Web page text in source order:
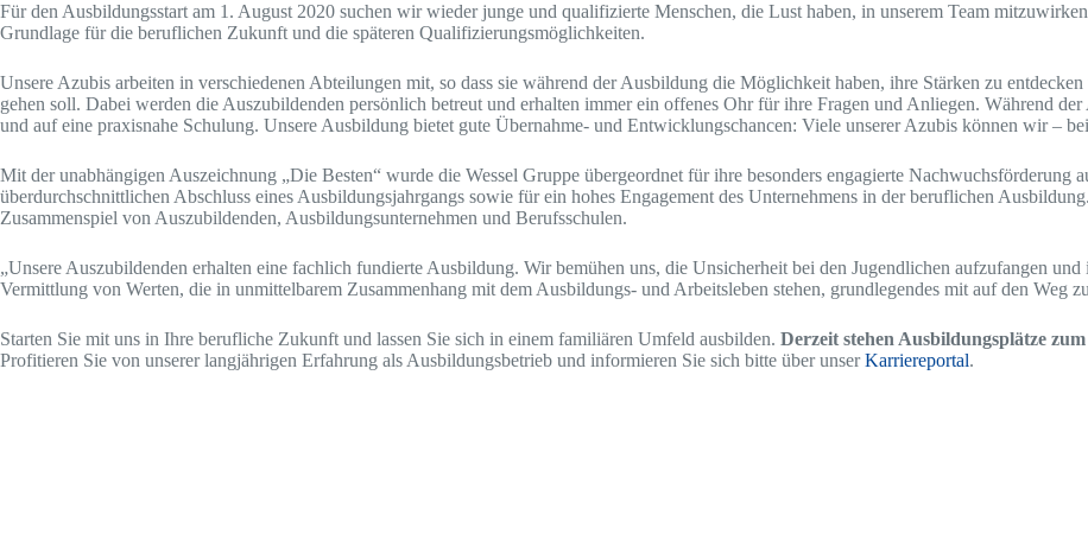
Für den Ausbildungsstart am 1. August 2020 suchen wir wieder junge und qualifizierte Menschen, die Lust haben, in unserem Team
Grundlage für die beruflichen Zukunft und die späteren Qualifizierungsmöglichkeiten.
Unsere Azubis arbeiten in verschiedenen Abteilungen mit, so dass sie während der Ausbildung die Möglichkeit haben, ihre Stärken zu
gehen soll. Dabei werden die Auszubildenden persönlich betreut und erhalten immer ein offenes Ohr für ihre Fragen und Anliegen. Während
und auf eine praxisnahe Schulung. Unsere Ausbildung bietet gute Übernahme- und Entwicklungschancen: Viele unserer Azubis können wir –
Mit der unabhängigen Auszeichnung „Die Besten“ wurde die Wessel Gruppe übergeordnet für ihre besonders engagierte
überdurchschnittlichen Abschluss eines Ausbildungsjahrgangs sowie für ein hohes Engagement des Unternehmens in der beruflichen
Zusammenspiel von Auszubildenden, Ausbildungsunternehmen und Berufsschulen.
„Unsere Auszubildenden erhalten eine fachlich fundierte Ausbildung. Wir bemühen uns, die Unsicherheit bei den Jugendlichen aufzufangen
Vermittlung von Werten, die in unmittelbarem Zusammenhang mit dem Ausbildungs- und Arbeitsleben stehen, grundlegendes mit auf den Weg
Starten Sie mit uns in Ihre berufliche Zukunft und lassen Sie sich in einem familiären Umfeld ausbilden. Derzeit stehen Ausbildungsplätze
Profitieren Sie von unserer langjährigen Erfahrung als Ausbildungsbetrieb und informieren Sie sich bitte über unserKarriereportal.